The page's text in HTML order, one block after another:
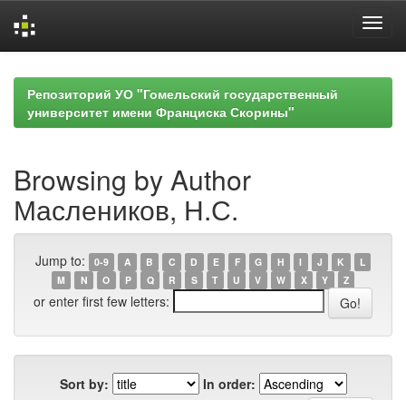
navigationРепозиторий УО "Гомельский государственный
университет имени Франциска Скорины"
Browsing by Author
Маслеников, Н.С.
Jump to: 0-9 A B C D E F G H I J K
L
M
N O P Q R S T U V W X Y Z
or enter first few letters:
Sort by:
In order: